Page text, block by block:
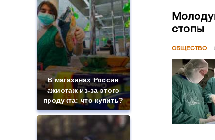
В магазинах России
ажиотаж из-за этого
продукта: что купить?
стопы
ОБЩЕСТВО